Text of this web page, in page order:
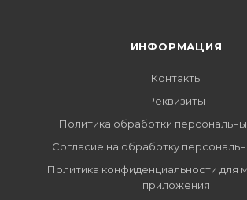
ИНФОРМАЦИЯ
Контакты
Реквизиты
Политика обработки
Согласие на обработку
Политика конфиденциальности для
приложения